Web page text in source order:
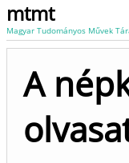
mtmt
Magyar Tudományos Művek
A